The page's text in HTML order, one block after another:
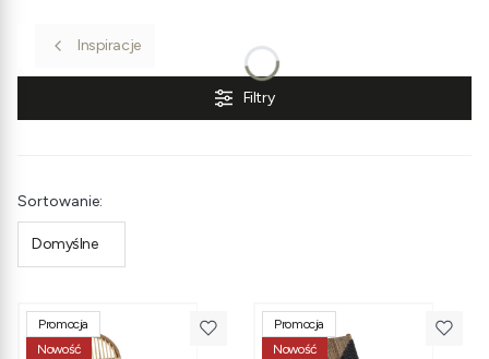
Inspiracje
Filtry
Lista produktów
Sortowanie:
Domyślne
Promocja
Nowość
Promocja
Nowość